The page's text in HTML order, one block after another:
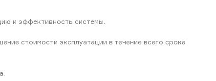
и эффективность системы.
стоимости эксплуатации в течение всего срока